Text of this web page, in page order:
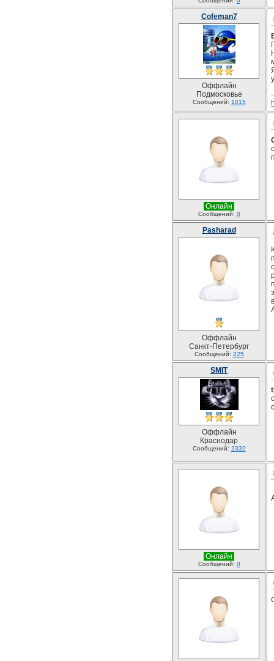
Cofeman7
Оффлайн
Подмосковье
Сообщений: 1015
Онлайн
Сообщений: 0
Pasharad
Оффлайн
Санкт-Петербург
Сообщений: 225
SMIT
Оффлайн
Краснодар
Сообщений: 2332
Онлайн
Сообщений: 0